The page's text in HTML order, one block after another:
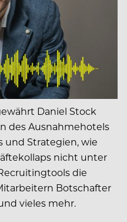
Daniel Stock
des Ausnahmehotels
und Strategien, wie
nicht unter
die
Botschafter
vieles mehr.